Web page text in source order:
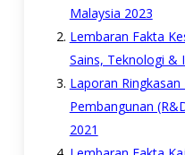
Malaysia 2023
Lembaran Fakta
Sains, Teknologi &
Laporan
Pembangunan
2021